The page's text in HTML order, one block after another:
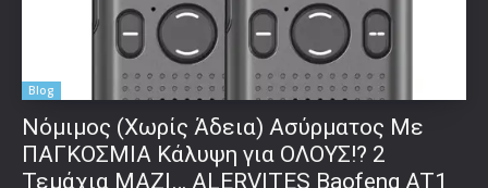
Blog
Νόμιμος (Χωρίς Άδεια) Ασύρματος Με
ΠΑΓΚΟΣΜΙΑ Κάλυψη για ΟΛΟΥΣ!? 2
Τεμάχια ΜΑΖΙ… ALERVITES Baofeng AT1